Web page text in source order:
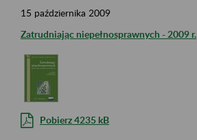
15 października 2009
Zatrudniając niepełnosprawnych - 2009 r.
Pobierz 4235 kB